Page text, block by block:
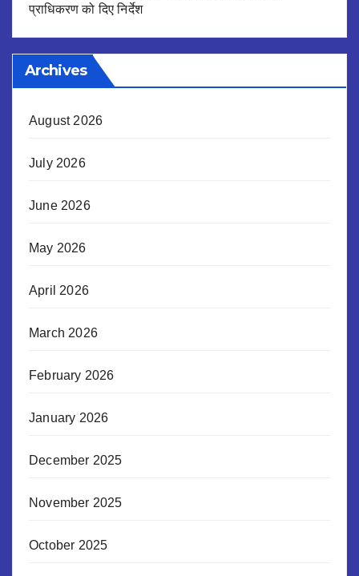
प्राधिकरण को दिए निर्देश
Archives
August 2026
July 2026
June 2026
May 2026
April 2026
March 2026
February 2026
January 2026
December 2025
November 2025
October 2025